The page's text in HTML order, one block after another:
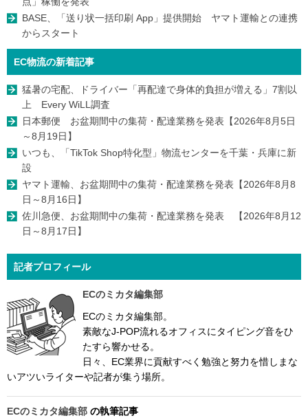
BASE、「送り状一括印刷 App」提供開始 ヤマト運輸との連携
からスタート
EC物流の新着記事
猛暑の宅配、ドライバー「再配達で身体的負担が増える」7割以
上 Every WiLL調査
日本郵便 お盆期間中の集荷・配達業務を発表【2026年8月5日
～8月19日】
いつも、「TikTok Shop特化型」物流センターを千葉・兵庫に新
設
ヤマト運輸、お盆期間中の集荷・配達業務を発表【2026年8月8
日～8月16日】
佐川急便、お盆期間中の集荷・配達業務を発表 【2026年8月12
日～8月17日】
記者プロフィール
ECのミカタ編集部
ECのミカタ編集部。
素敵なJ-POP流れるオフィスにタイピング音をひ
たすら響かせる。
日々、EC業界に貢献すべく勉強と努力を惜しまな
いアツいライターや記者が集う場所。
ECのミカタ編集部 の執筆記事